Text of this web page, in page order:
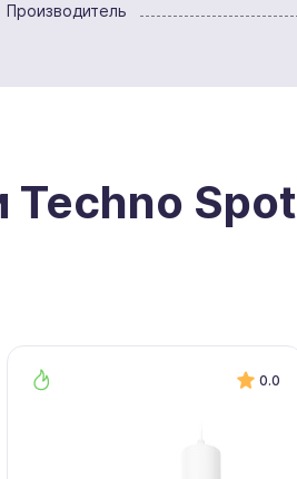
Производитель
Techno Spot
0.0